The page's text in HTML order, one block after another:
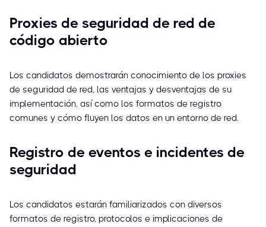
Proxies de seguridad de red de
código abierto
Los candidatos demostrarán conocimiento de los proxies
de seguridad de red, las ventajas y desventajas de su
implementación, así como los formatos de registro
comunes y cómo fluyen los datos en un entorno de red.
Registro de eventos e incidentes de
seguridad
Los candidatos estarán familiarizados con diversos
formatos de registro, protocolos e implicaciones de